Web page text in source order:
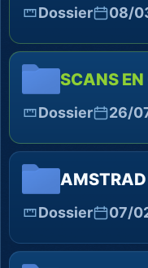
Dossier 08/
SCANS EN
Dossier 26/
Dossier 07/